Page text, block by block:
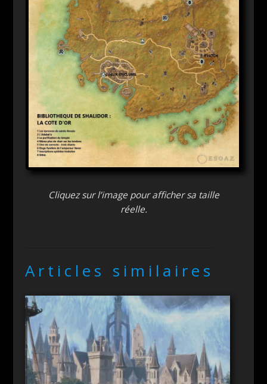
Cliquez sur l’image pour afficher sa taille
réelle.
Articles similaires